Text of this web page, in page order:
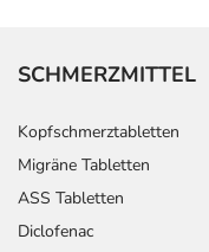
SCHMERZMITTEL
Kopfschmerztabletten
Migräne Tabletten
ASS Tabletten
Diclofenac